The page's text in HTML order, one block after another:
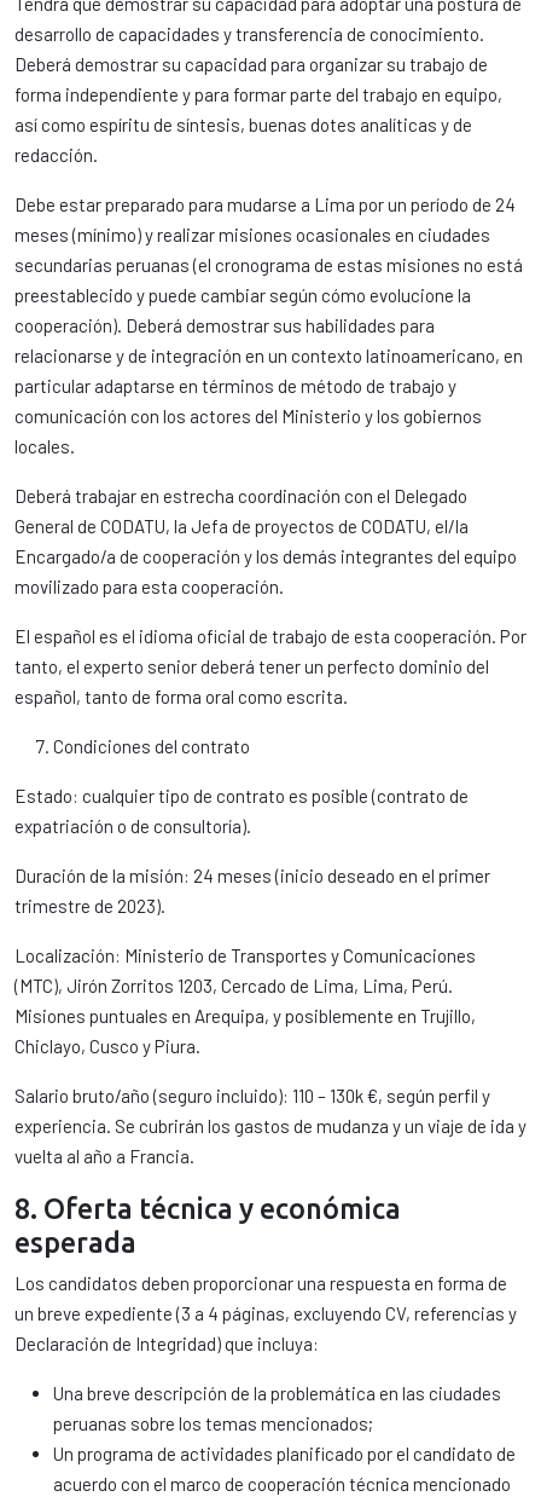
desarrollo de capacidades y transferencia de conocimiento.
Deberá demostrar su capacidad para organizar su trabajo de
forma independiente y para formar parte del trabajo en equipo,
así como espíritu de síntesis, buenas dotes analíticas y de
redacción.
Debe estar preparado para mudarse a Lima por un período de 24
meses (mínimo) y realizar misiones ocasionales en ciudades
secundarias peruanas (el cronograma de estas misiones no está
preestablecido y puede cambiar según cómo evolucione la
cooperación). Deberá demostrar sus habilidades para
relacionarse y de integración en un contexto latinoamericano, en
particular adaptarse en términos de método de trabajo y
comunicación con los actores del Ministerio y los gobiernos
locales.
Deberá trabajar en estrecha coordinación con el Delegado
General de CODATU, la Jefa de proyectos de CODATU, el/la
Encargado/a de cooperación y los demás integrantes del equipo
movilizado para esta cooperación.
El español es el idioma oficial de trabajo de esta cooperación. Por
tanto, el experto senior deberá tener un perfecto dominio del
español, tanto de forma oral como escrita.
Condiciones del contrato
Estado: cualquier tipo de contrato es posible (contrato de
expatriación o de consultoría).
Duración de la misión: 24 meses (inicio deseado en el primer
trimestre de 2023).
Localización: Ministerio de Transportes y Comunicaciones
(MTC), Jirón Zorritos 1203, Cercado de Lima, Lima, Perú.
Misiones puntuales en Arequipa, y posiblemente en Trujillo,
Chiclayo, Cusco y Piura.
Salario bruto/año (seguro incluido): 110 – 130k €, según perfil y
experiencia. Se cubrirán los gastos de mudanza y un viaje de ida y
vuelta al año a Francia.
8. Oferta técnica y económica
esperada
Los candidatos deben proporcionar una respuesta en forma de
un breve expediente (3 a 4 páginas, excluyendo CV, referencias y
Declaración de Integridad) que incluya:
Una breve descripción de la problemática en las ciudades
peruanas sobre los temas mencionados;
Un programa de actividades planificado por el candidato de
acuerdo con el marco de cooperación técnica mencionado